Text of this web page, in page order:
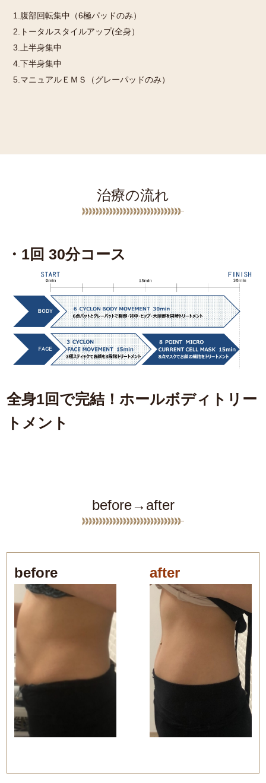
1.腹部回転集中（6極パッドのみ）
2.トータルスタイルアップ(全身）
3.上半身集中
4.下半身集中
5.マニュアルＥＭＳ（グレーパッドのみ）
治療の流れ
・1回 30分コース
全身1回で完結！ホールボディトリー
トメント
before→after
before after